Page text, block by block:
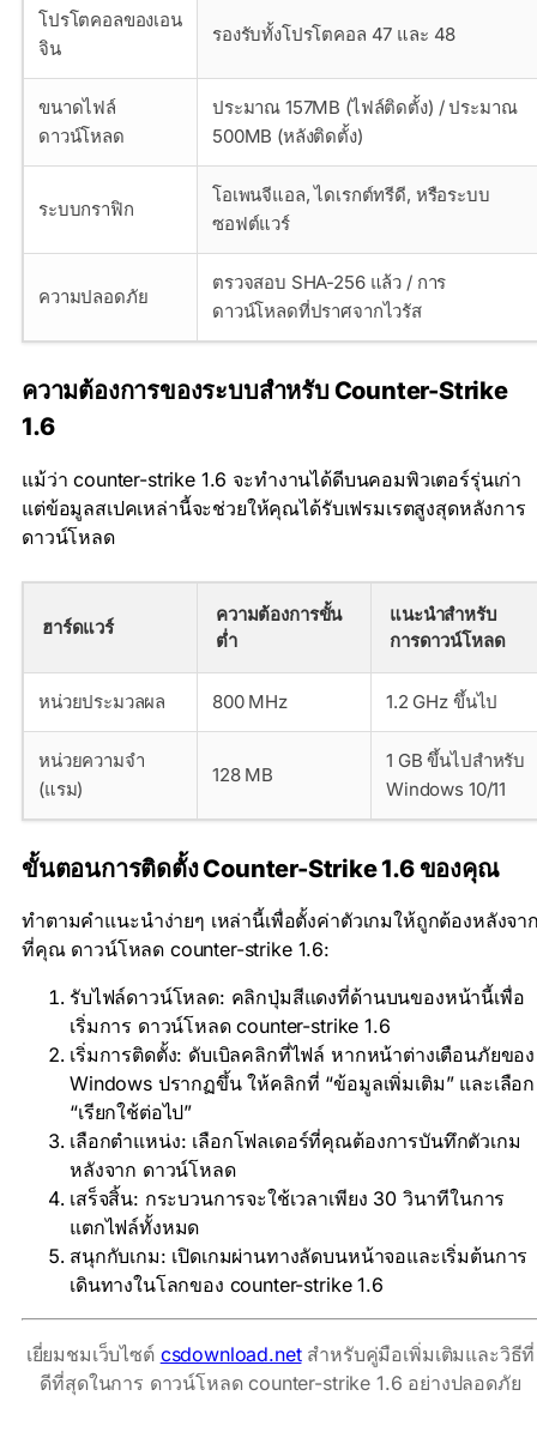
โปรโตคอลของเอน
จิน
รองรับทั้งโปรโตคอล 47 และ 48
ขนาดไฟล์
ดาวน์โหลด
ประมาณ 157MB (ไฟล์ติดตั้ง) / ประมาณ
500MB (หลังติดตั้ง)
ระบบกราฟิก
โอเพนจีแอล, ไดเรกต์ทรีดี, หรือระบบ
ซอฟต์แวร์
ความปลอดภัย
ตรวจสอบ SHA-256 แล้ว / การ
ดาวน์โหลดที่ปราศจากไวรัส
ความต้องการของระบบสำหรับ Counter-Strike
1.6
แม้ว่า counter-strike 1.6 จะทำงานได้ดีบนคอมพิวเตอร์รุ่นเก่า
แต่ข้อมูลสเปคเหล่านี้จะช่วยให้คุณได้รับเฟรมเรตสูงสุดหลังการ
ดาวน์โหลด
ฮาร์ดแวร์
ความต้องการขั้น
ต่ำ
แนะนำสำหรับ
การดาวน์โหลด
หน่วยประมวลผล 800 MHz 1.2 GHz ขึ้นไป
หน่วยความจำ
(แรม)
128 MB
1 GB ขึ้นไปสำหรับ
Windows 10/11
ขั้นตอนการติดตั้ง Counter-Strike 1.6 ของคุณ
ทำตามคำแนะนำง่ายๆ เหล่านี้เพื่อตั้งค่าตัวเกมให้ถูกต้องหลังจา
ที่คุณ ดาวน์โหลด counter-strike 1.6:
รับไฟล์ดาวน์โหลด: คลิกปุ่มสีแดงที่ด้านบนของหน้านี้เพื่อ
เริ่มการ ดาวน์โหลด counter-strike 1.6
เริ่มการติดตั้ง: ดับเบิลคลิกที่ไฟล์ หากหน้าต่างเตือนภัยของ
Windows ปรากฏขึ้น ให้คลิกที่ “ข้อมูลเพิ่มเติม” และเลือก
“เรียกใช้ต่อไป”
เลือกตำแหน่ง: เลือกโฟลเดอร์ที่คุณต้องการบันทึกตัวเกม
หลังจาก ดาวน์โหลด
เสร็จสิ้น: กระบวนการจะใช้เวลาเพียง 30 วินาทีในการ
แตกไฟล์ทั้งหมด
สนุกกับเกม: เปิดเกมผ่านทางลัดบนหน้าจอและเริ่มต้นการ
เดินทางในโลกของ counter-strike 1.6
เยี่ยมชมเว็บไซต์ csdownload.netสำหรับคู่มือเพิ่มเติมและวิธีที่
ดีที่สุดในการ ดาวน์โหลด counter-strike 1.6 อย่างปลอดภัย